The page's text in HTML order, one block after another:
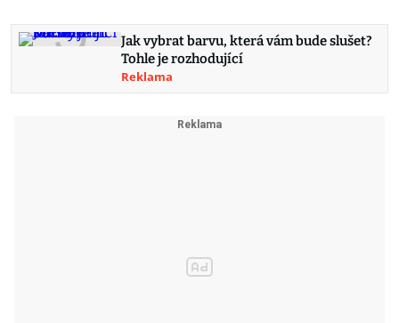
Jak vybrat barvu, která vám bude slušet?
Tohle je rozhodující
Reklama